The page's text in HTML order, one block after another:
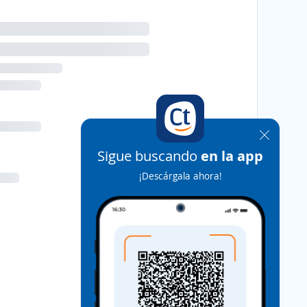
Sigue buscando en la app
¡Descárgala ahora!